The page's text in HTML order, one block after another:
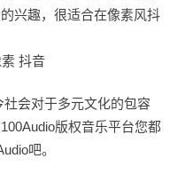
兴趣，很适合在像素风抖
抖音
会对于多元文化的包容
版权音乐平台您都
吧。